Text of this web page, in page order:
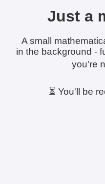
Just a
A small
in the background -
you're
⏳ You'll be